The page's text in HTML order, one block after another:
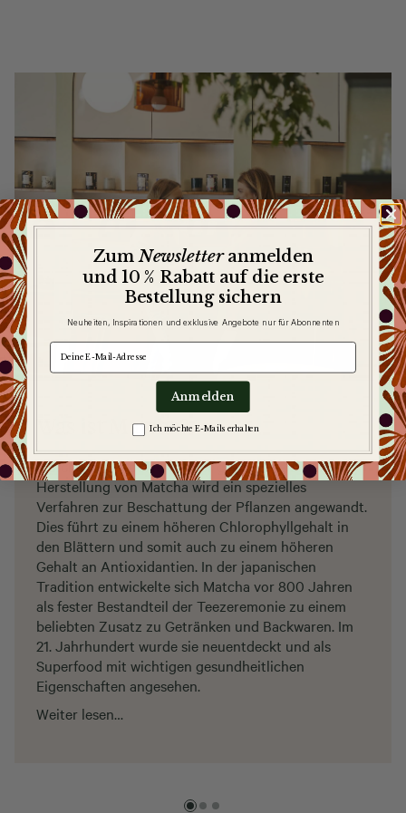
Was ist Matcha?
Matcha ist ein pulverisierter grüner Tee. Bei der
Herstellung von Matcha wird ein spezielles
Verfahren zur Beschattung der Pflanzen angewandt.
Dies führt zu einem höheren Chlorophyllgehalt in
den Blättern und somit auch zu einem höheren
Gehalt an Antioxidantien. In der japanischen
Tradition entwickelte sich Matcha vor 800 Jahren
als fester Bestandteil der Teezeremonie zu einem
beliebten Zusatz zu Getränken und Backwaren. Im
21. Jahrhundert wurde sie neuentdeckt und als
Superfood mit wichtigen gesundheitlichen
Eigenschaften angesehen.
Weiter lesen…
ZumNewsletteranmelden
und 10 % Rabatt auf die erste
Bestellung sichern
Neuheiten, Inspirationen und exklusive Angebote nur für Abonnenten
e-mail
Anmelden
Zgoda na komunikację
Ich möchte E-Mails erhalten